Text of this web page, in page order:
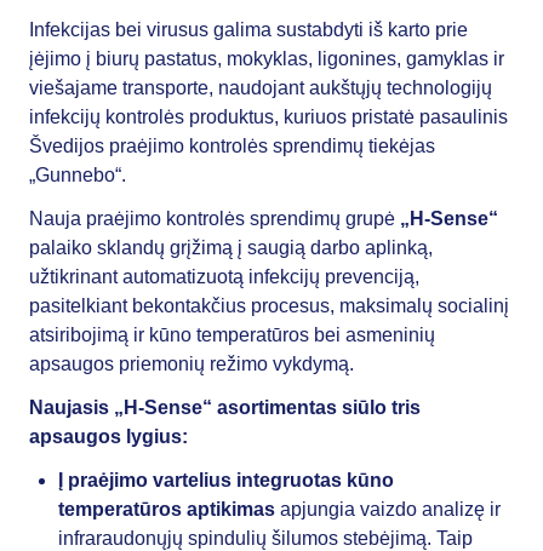
Infekcijas bei virusus galima sustabdyti iš karto prie
įėjimo į biurų pastatus, mokyklas, ligonines, gamyklas ir
viešajame transporte, naudojant aukštųjų technologijų
infekcijų kontrolės produktus, kuriuos pristatė pasaulinis
Švedijos praėjimo kontrolės sprendimų tiekėjas
„Gunnebo“.
Nauja praėjimo kontrolės sprendimų grupė „H-Sense“
palaiko sklandų grįžimą į saugią darbo aplinką,
užtikrinant automatizuotą infekcijų prevenciją,
pasitelkiant bekontakčius procesus, maksimalų socialinį
atsiribojimą ir kūno temperatūros bei asmeninių
apsaugos priemonių režimo vykdymą.
Naujasis „H-Sense“ asortimentas siūlo tris
apsaugos lygius:
Į praėjimo vartelius integruotas kūno
temperatūros aptikimas apjungia vaizdo analizę ir
infraraudonųjų spindulių šilumos stebėjimą. Taip